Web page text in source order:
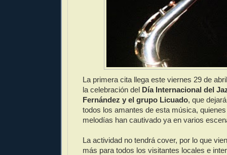
La primera cita llega este viernes 29 de
la celebración del Día Internacional del
Fernández y el grupo Licuado, que
todos los amantes de esta música,
melodías han cautivado ya en varios
La actividad no tendrá cover, por lo que
más para todos los visitantes locales e